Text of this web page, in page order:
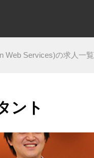
Web Services)の求人一覧
ント